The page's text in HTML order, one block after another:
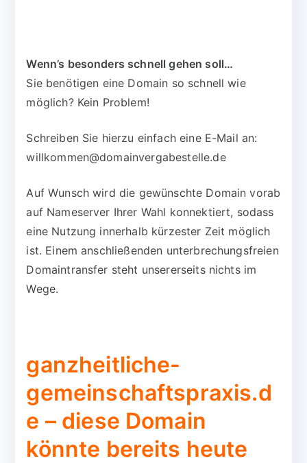
Wenn’s besonders schnell gehen soll…
Sie benötigen eine Domain so schnell wie
möglich? Kein Problem!
Schreiben Sie hierzu einfach eine E-Mail an:
willkommen@domainvergabestelle.de
Auf Wunsch wird die gewünschte Domain vorab
auf Nameserver Ihrer Wahl konnektiert, sodass
eine Nutzung innerhalb kürzester Zeit möglich
ist. Einem anschließenden unterbrechungsfreien
Domaintransfer steht unsererseits nichts im
Wege.
ganzheitliche-
gemeinschaftspraxis.d
e – diese Domain
könnte bereits heute